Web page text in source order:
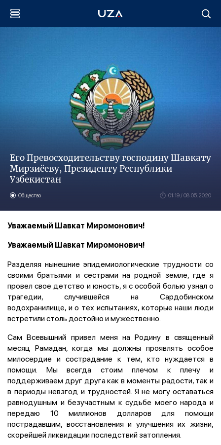
Его Превосходительству господину Шавкату
Мирзиёеву, Президенту Республики
Узбекистан
Общество 01:19 / 08.05.2020
Уважаемый Шавкат Миромонович!
Уважаемый Шавкат Миромонович!
Разделяя нынешние эпидемиологические трудности со
своими братьями и сестрами на родной земле, где я
провел свое детство и юность, я с особой болью узнал о
трагедии, случившейся на Сардобинском
водохранилище, и о тех испытаниях, которые наши люди
встретили столь достойно и мужественно.
Сам Всевышний привел меня на Родину в священный
месяц Рамадан, когда мы должны проявлять особое
милосердие и сострадание к тем, кто нуждается в
помощи. Мы всегда стоим плечом к плечу и
поддерживаем друг друга как в моменты радости, так и
в периоды невзгод и трудностей. Я не могу оставаться
равнодушным и безучастным к судьбе моего народа и
передаю 10 миллионов долларов для помощи
пострадавшим, восстановления и улучшения их жизни,
скорейшей ликвидации последствий затопления.